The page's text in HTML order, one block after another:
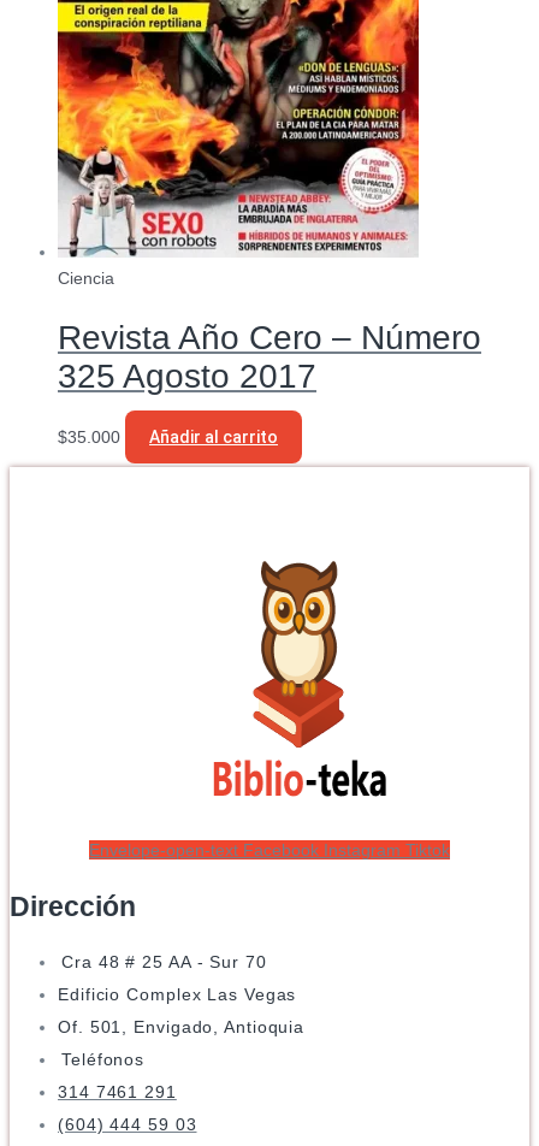
Ciencia
Revista Año Cero – Número
325 Agosto 2017
$35.000 Añadir al carrito
Envelope-open-text Facebook Instagram Tiktok
Dirección
Cra 48 # 25 AA - Sur 70
Edificio Complex Las Vegas
Of. 501, Envigado, Antioquia
Teléfonos
314 7461 291
(604) 444 59 03